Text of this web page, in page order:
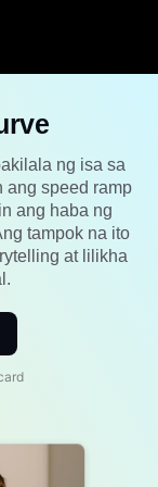
ng isa sa
ang speed ramp
ang haba ng
tampok na ito
at lilikha